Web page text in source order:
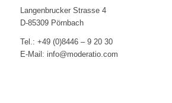
Langenbrucker Strasse 4
D-85309 Pörnbach
Tel.: +49 (0)8446 – 9 20 30
E-Mail: info@moderatio.com